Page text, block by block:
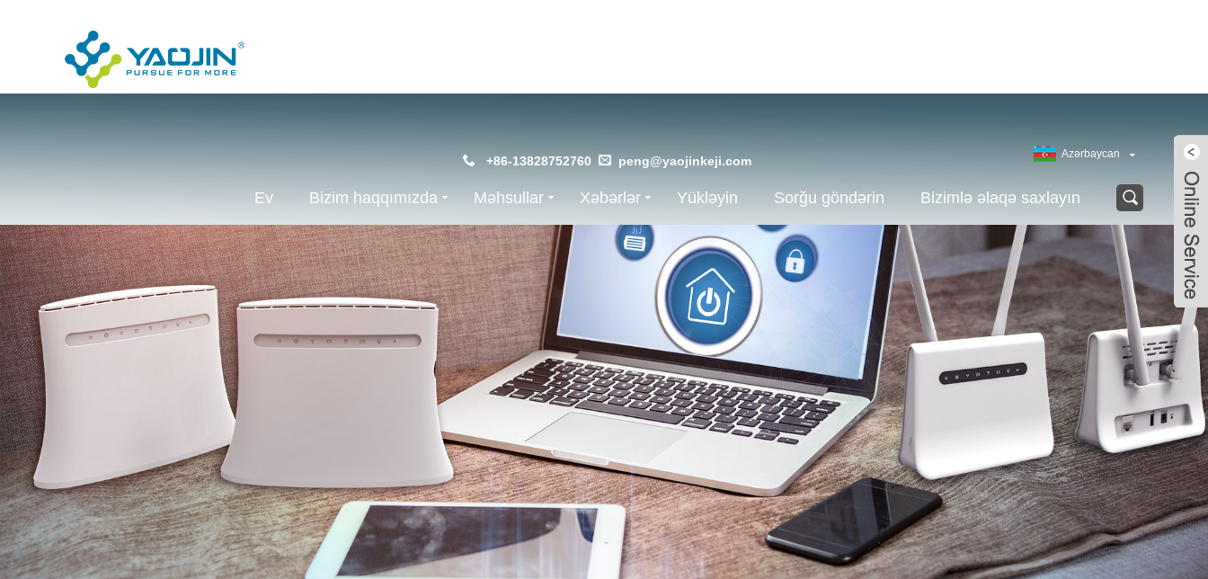
+86-13828752760 peng@yaojinkeji.com
Azərbaycan
Ev Bizim haqqımızda Məhsullar Xəbərlər Yükləyin Sorğu göndərin Bizimlə əlaqə saxlayın